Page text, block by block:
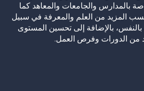
بالمدارس والجامعات والمعاهد كما
المزيد من العلم والمعرفة في سبيل
بالنفس، بالإضافة إلى تحسين المستوى
من الدورات وفرص العمل.